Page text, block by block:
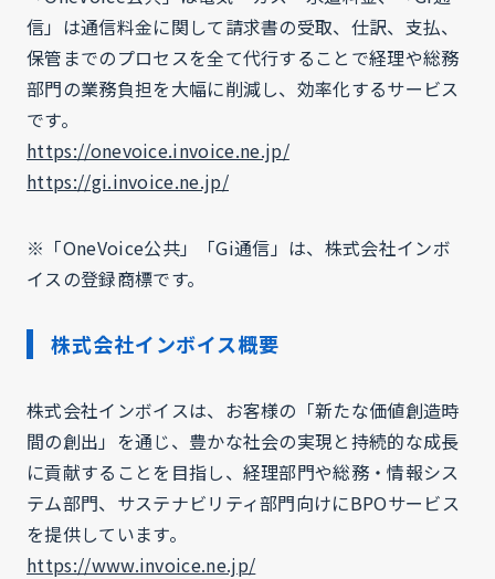
信」は通信料金に関して請求書の受取、仕訳、支払、
保管までのプロセスを全て代行することで経理や総務
部門の業務負担を大幅に削減し、効率化するサービス
です。
https://onevoice.invoice.ne.jp/
https://gi.invoice.ne.jp/
※「OneVoice公共」「Gi通信」は、株式会社インボ
イスの登録商標です。
株式会社インボイス概要
株式会社インボイスは、お客様の「新たな価値創造時
間の創出」を通じ、豊かな社会の実現と持続的な成長
に貢献することを目指し、経理部門や総務・情報シス
テム部門、サステナビリティ部門向けにBPOサービス
を提供しています。
https://www.invoice.ne.jp/